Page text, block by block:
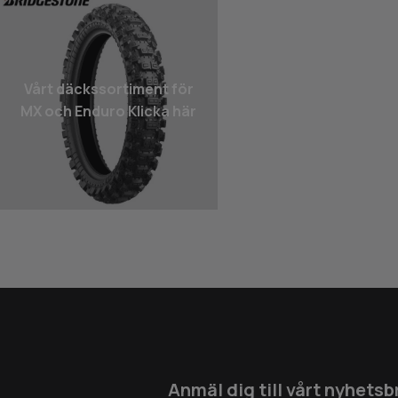
Vårt däcks­sortiment för
MX och Enduro Klicka här
Anmäl dig till vårt